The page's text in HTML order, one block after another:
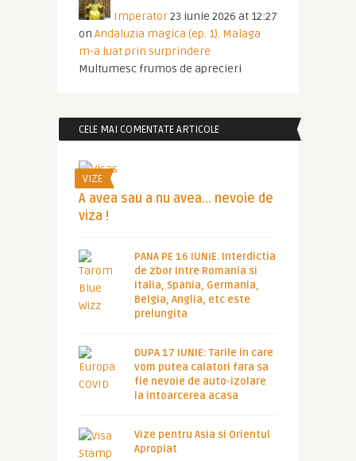
Imperator23 iunie 2026 at 12:27
on Andaluzia magica (ep. 1). Malaga
m-a luat prin surprindere
Multumesc frumos de aprecieri
CELE MAI COMENTATE ARTICOLE
VIZE
A avea sau a nu avea… nevoie de
viza !
PANA PE 16 IUNIE. Interdictia
de zbor intre Romania si
Italia, Spania, Germania,
Belgia, Anglia, etc este
prelungita
DUPA 17 IUNIE: Tarile in care
vom putea calatori fara sa
fie nevoie de auto-izolare
la intoarcerea acasa
Vize pentru Asia si Orientul
Apropiat